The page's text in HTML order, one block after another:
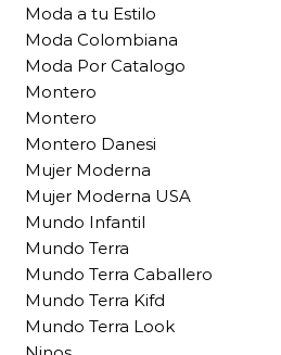
Moda a tu Estilo
Moda Colombiana
Moda Por Catalogo
Montero
Montero
Montero Danesi
Mujer Moderna
Mujer Moderna USA
Mundo Infantil
Mundo Terra
Mundo Terra Caballero
Mundo Terra Kifd
Mundo Terra Look